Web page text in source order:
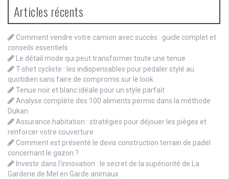
Articles récents
Comment vendre votre camion avec succès : guide complet et
conseils essentiels
Le détail mode qui peut transformer toute une tenue
T-shirt cycliste : les indispensables pour pédaler stylé au
quotidien sans faire de compromis sur le look
Tenue noir et blanc idéale pour un style parfait
Analyse complète des 100 aliments permis dans la méthode
Dukan
Assurance habitation : stratégies pour déjouer les pièges et
renforcer votre couverture
Comment est présenté le devis construction terrain de padel
concernant le gazon ?
Investir dans l’innovation : le secret de la supériorité de La
Garderie de Mel en Garde animaux